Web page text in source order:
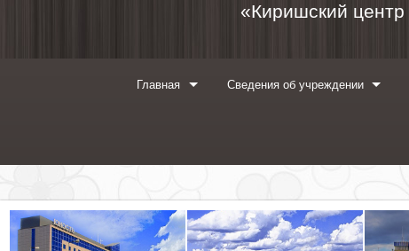
«Киришский центр
Главная Сведения об учреждении